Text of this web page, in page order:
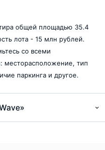
общей площадью 35.4
лота - 15 млн рублей.
со всеми
месторасположение, тип
паркинга и другое.